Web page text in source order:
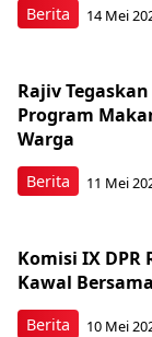
Berita 14 Mei
Berita
Rajiv
Program
Warga
11 Mei
Berita
Komisi IX
Kawal
10 Mei